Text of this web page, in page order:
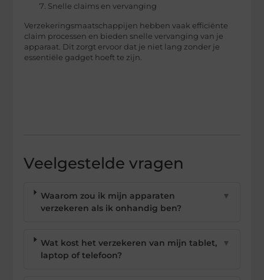
Snelle claims en vervanging
Verzekeringsmaatschappijen hebben vaak efficiënte
claim processen en bieden snelle vervanging van je
apparaat. Dit zorgt ervoor dat je niet lang zonder je
essentiële gadget hoeft te zijn.
Veelgestelde vragen
Waarom zou ik mijn apparaten
verzekeren als ik onhandig ben?
▼
Wat kost het verzekeren van mijn tablet,
laptop of telefoon?
▼